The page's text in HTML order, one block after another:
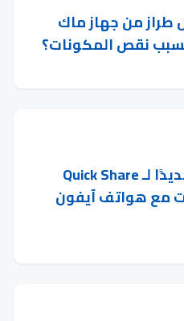
طراز من جهاز ماك
قوقل تطلق تحديثًا جديدًا لـ Quick Share
مع هواتف آيفون